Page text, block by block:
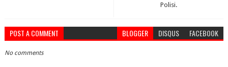
Polisi.
POST A COMMENT BLOGGER DISQUS FACEBOOK
No comments